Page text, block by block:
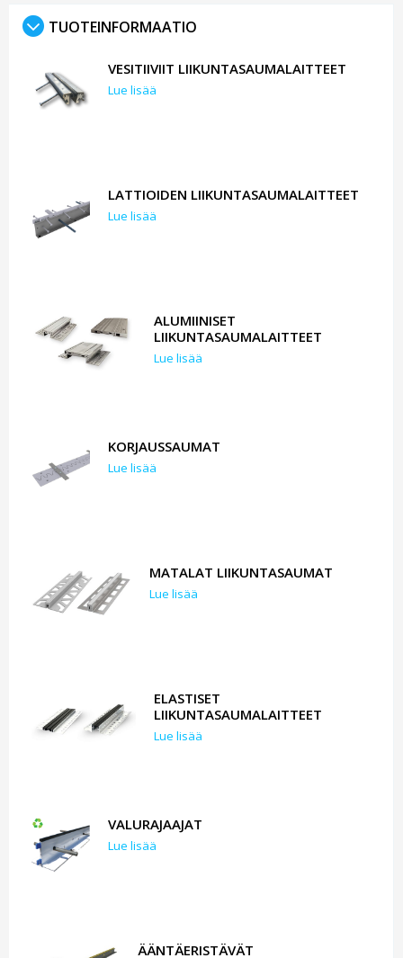
TUOTEINFORMAATIO
VESITIIVIIT LIIKUNTASAUMALAITTEET
Lue lisää
LATTIOIDEN LIIKUNTASAUMALAITTEET
Lue lisää
ALUMIINISET
LIIKUNTASAUMALAITTEET
Lue lisää
KORJAUSSAUMAT
Lue lisää
MATALAT LIIKUNTASAUMAT
Lue lisää
ELASTISET
LIIKUNTASAUMALAITTEET
Lue lisää
VALURAJAAJAT
Lue lisää
ÄÄNTÄERISTÄVÄT